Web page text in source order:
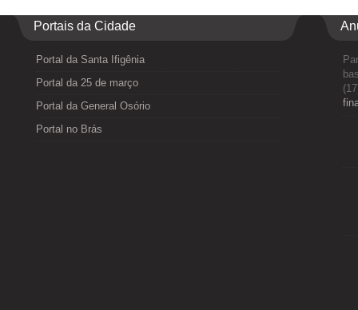
Portais da Cidade
Portal da Santa Ifigênia
Portal da 25 de março
Portal da General Osório
Portal no Brás